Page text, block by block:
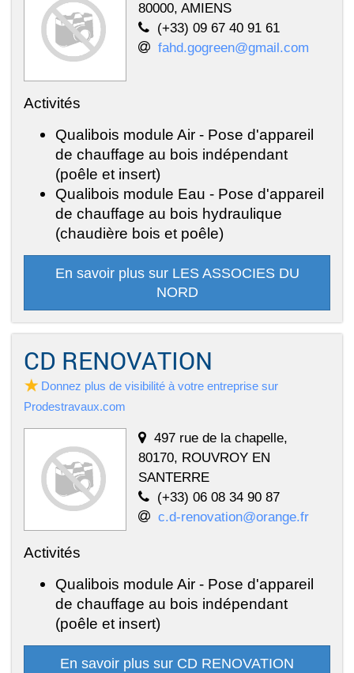
80000, AMIENS
(+33) 09 67 40 91 61
fahd.gogreen@gmail.com
Activités
Qualibois module Air - Pose d'appareil
de chauffage au bois indépendant
(poêle et insert)
Qualibois module Eau - Pose d'appareil
de chauffage au bois hydraulique
(chaudière bois et poêle)
En savoir plus sur LES ASSOCIES DU
NORD
CD RENOVATION
Donnez plus de visibilité à votre entreprise sur
Prodestravaux.com
497 rue de la chapelle,
80170, ROUVROY EN
SANTERRE
(+33) 06 08 34 90 87
c.d-renovation@orange.fr
Activités
Qualibois module Air - Pose d'appareil
de chauffage au bois indépendant
(poêle et insert)
En savoir plus sur CD RENOVATION